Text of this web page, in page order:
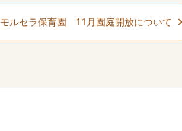
モルセラ保育園 11月園庭開放について